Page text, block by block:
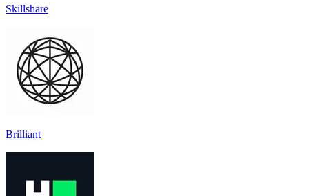
Skillshare
Brilliant